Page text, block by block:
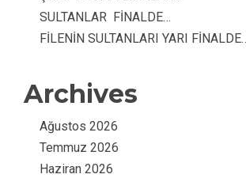
SULTANLAR FİNALDE…
FİLENİN SULTANLARI YARI
Archives
Ağustos 2026
Temmuz 2026
Haziran 2026